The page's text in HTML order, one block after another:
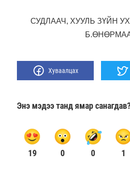
СУДЛААЧ, ХУУЛЬ ЗҮЙН
Хуваалцах
Энэ мэдээ танд ямар
19 0 0 1